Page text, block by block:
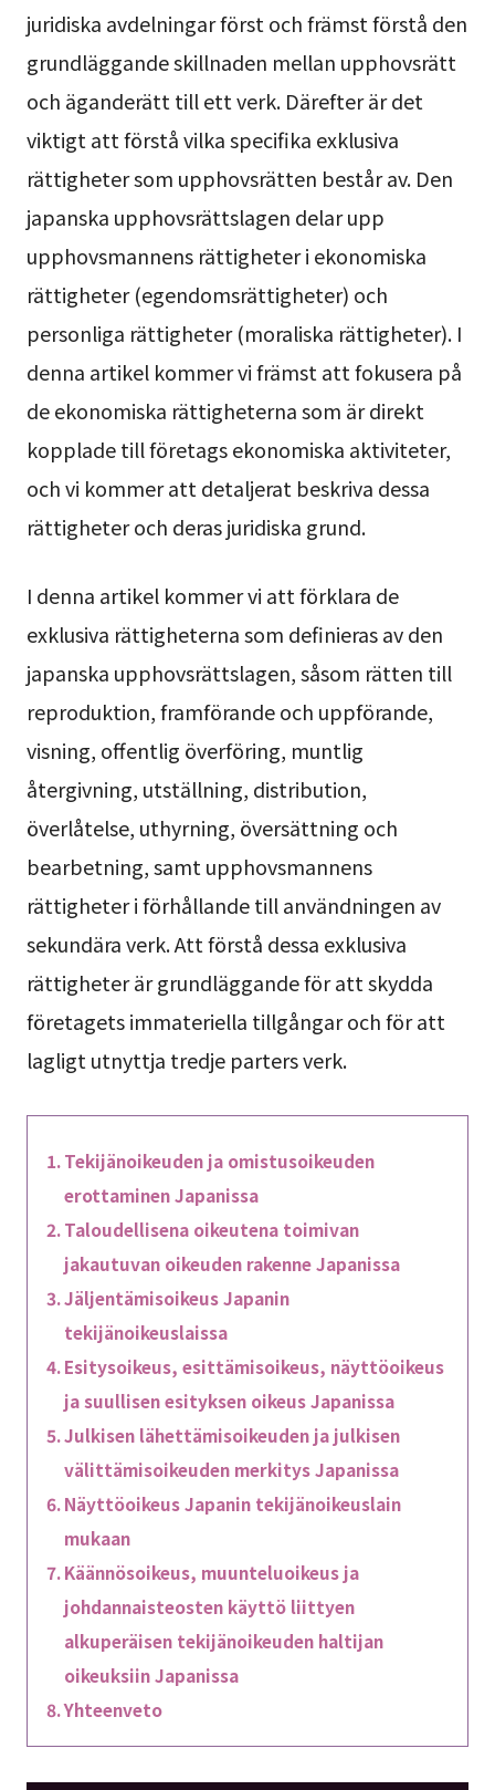
juridiska avdelningar först och främst förstå den
grundläggande skillnaden mellan upphovsrätt
och äganderätt till ett verk. Därefter är det
viktigt att förstå vilka specifika exklusiva
rättigheter som upphovsrätten består av. Den
japanska upphovsrättslagen delar upp
upphovsmannens rättigheter i ekonomiska
rättigheter (egendomsrättigheter) och
personliga rättigheter (moraliska rättigheter). I
denna artikel kommer vi främst att fokusera på
de ekonomiska rättigheterna som är direkt
kopplade till företags ekonomiska aktiviteter,
och vi kommer att detaljerat beskriva dessa
rättigheter och deras juridiska grund.
I denna artikel kommer vi att förklara de
exklusiva rättigheterna som definieras av den
japanska upphovsrättslagen, såsom rätten till
reproduktion, framförande och uppförande,
visning, offentlig överföring, muntlig
återgivning, utställning, distribution,
överlåtelse, uthyrning, översättning och
bearbetning, samt upphovsmannens
rättigheter i förhållande till användningen av
sekundära verk. Att förstå dessa exklusiva
rättigheter är grundläggande för att skydda
företagets immateriella tillgångar och för att
lagligt utnyttja tredje parters verk.
Tekijänoikeuden ja omistusoikeuden
erottaminen Japanissa
Taloudellisena oikeutena toimivan
jakautuvan oikeuden rakenne Japanissa
Jäljentämisoikeus Japanin
tekijänoikeuslaissa
Esitysoikeus, esittämisoikeus, näyttöoikeus
ja suullisen esityksen oikeus Japanissa
Julkisen lähettämisoikeuden ja julkisen
välittämisoikeuden merkitys Japanissa
Näyttöoikeus Japanin tekijänoikeuslain
mukaan
Käännösoikeus, muunteluoikeus ja
johdannaisteosten käyttö liittyen
alkuperäisen tekijänoikeuden haltijan
oikeuksiin Japanissa
Yhteenveto